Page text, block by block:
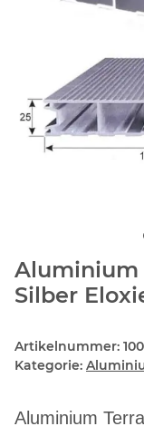
Aluminium
Silber
Artikelnummer:
Kategorie:
Aluminium